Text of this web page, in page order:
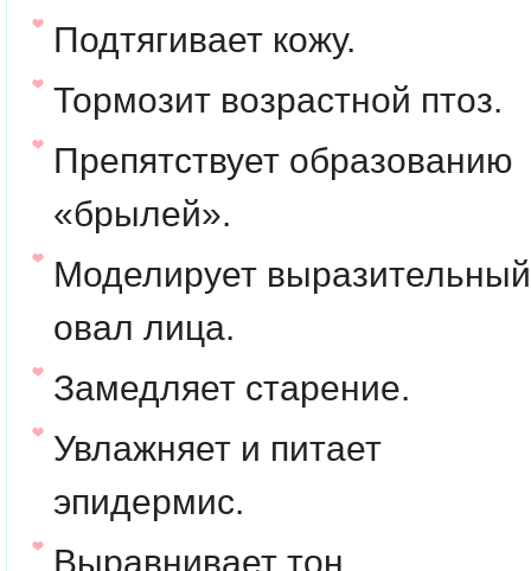
Подтягивает кожу.
Тормозит возрастной птоз.
Препятствует образованию
«брылей».
Моделирует выразительный
овал лица.
Замедляет старение.
Увлажняет и питает
эпидермис.
Выравнивает тон.